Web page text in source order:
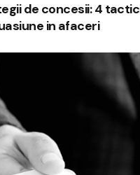
de concesii: 4
in afaceri